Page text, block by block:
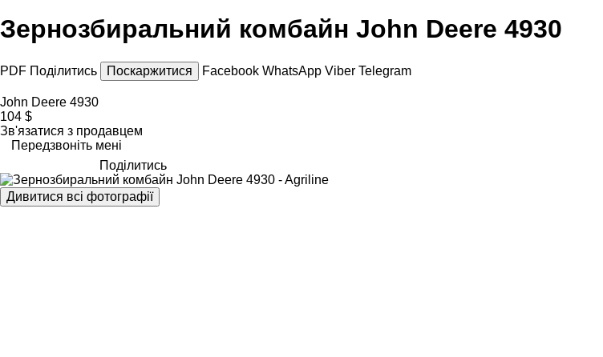
Зернозбиральний комбайн John Deere 4930
PDF Поділитись Поскаржитися Facebook WhatsApp Viber Telegram
John Deere 4930
104 $
Зв'язатися з продавцем
Передзвоніть мені
Поділитись
Дивитися всі фотографії